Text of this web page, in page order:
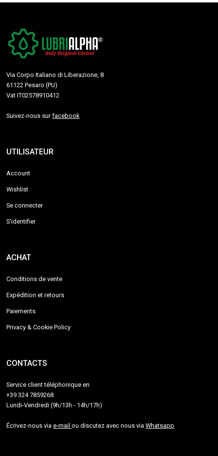
Via Corpo Italiano di Liberazione, 8
61122 Pesaro (PU)
Vat IT02578910412
Suivez-nous surfacebook
UTILISATEUR
Account
Wishlist
Se connecter
S'identifier
ACHAT
Conditions de vente
Expédition et retours
Paiements
Privacy & Cookie Policy
CONTACTS
Service client téléphonique en
+39 324 7859268
Lundi-Vendredi (9h/13h - 14h/17h)
Écrivez-nous viae-mailou discutez avec nous viaWhatsapp